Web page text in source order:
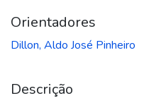
Orientadores
Dillon, Aldo José Pinheiro
Descrição